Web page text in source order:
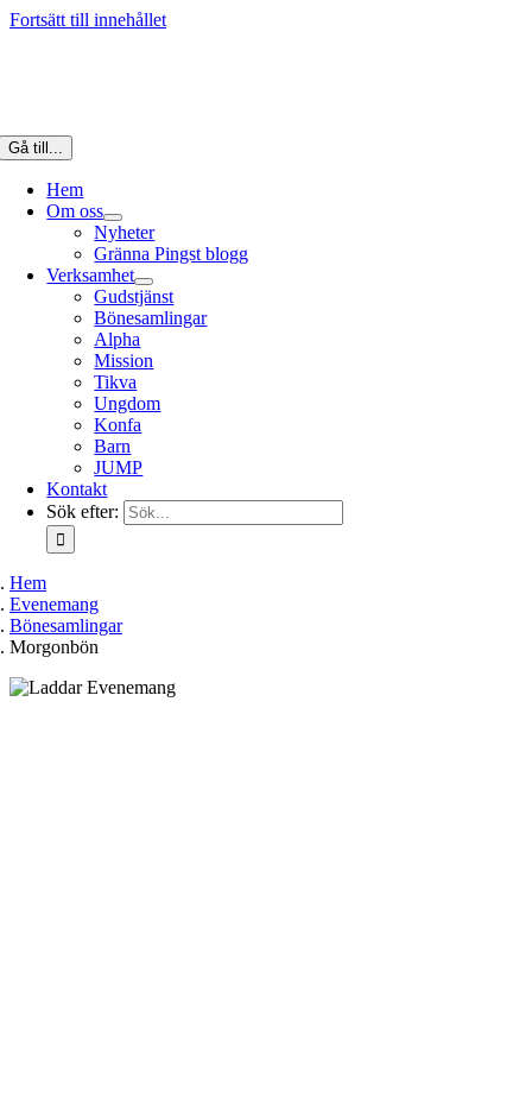
Fortsätt till innehållet
Gå till...
Hem
Om oss
Nyheter
Gränna Pingst blogg
Verksamhet
Gudstjänst
Bönesamlingar
Alpha
Mission
Tikva
Ungdom
Konfa
Barn
JUMP
Kontakt
Sök efter:
Hem
Evenemang
Bönesamlingar
Morgonbön